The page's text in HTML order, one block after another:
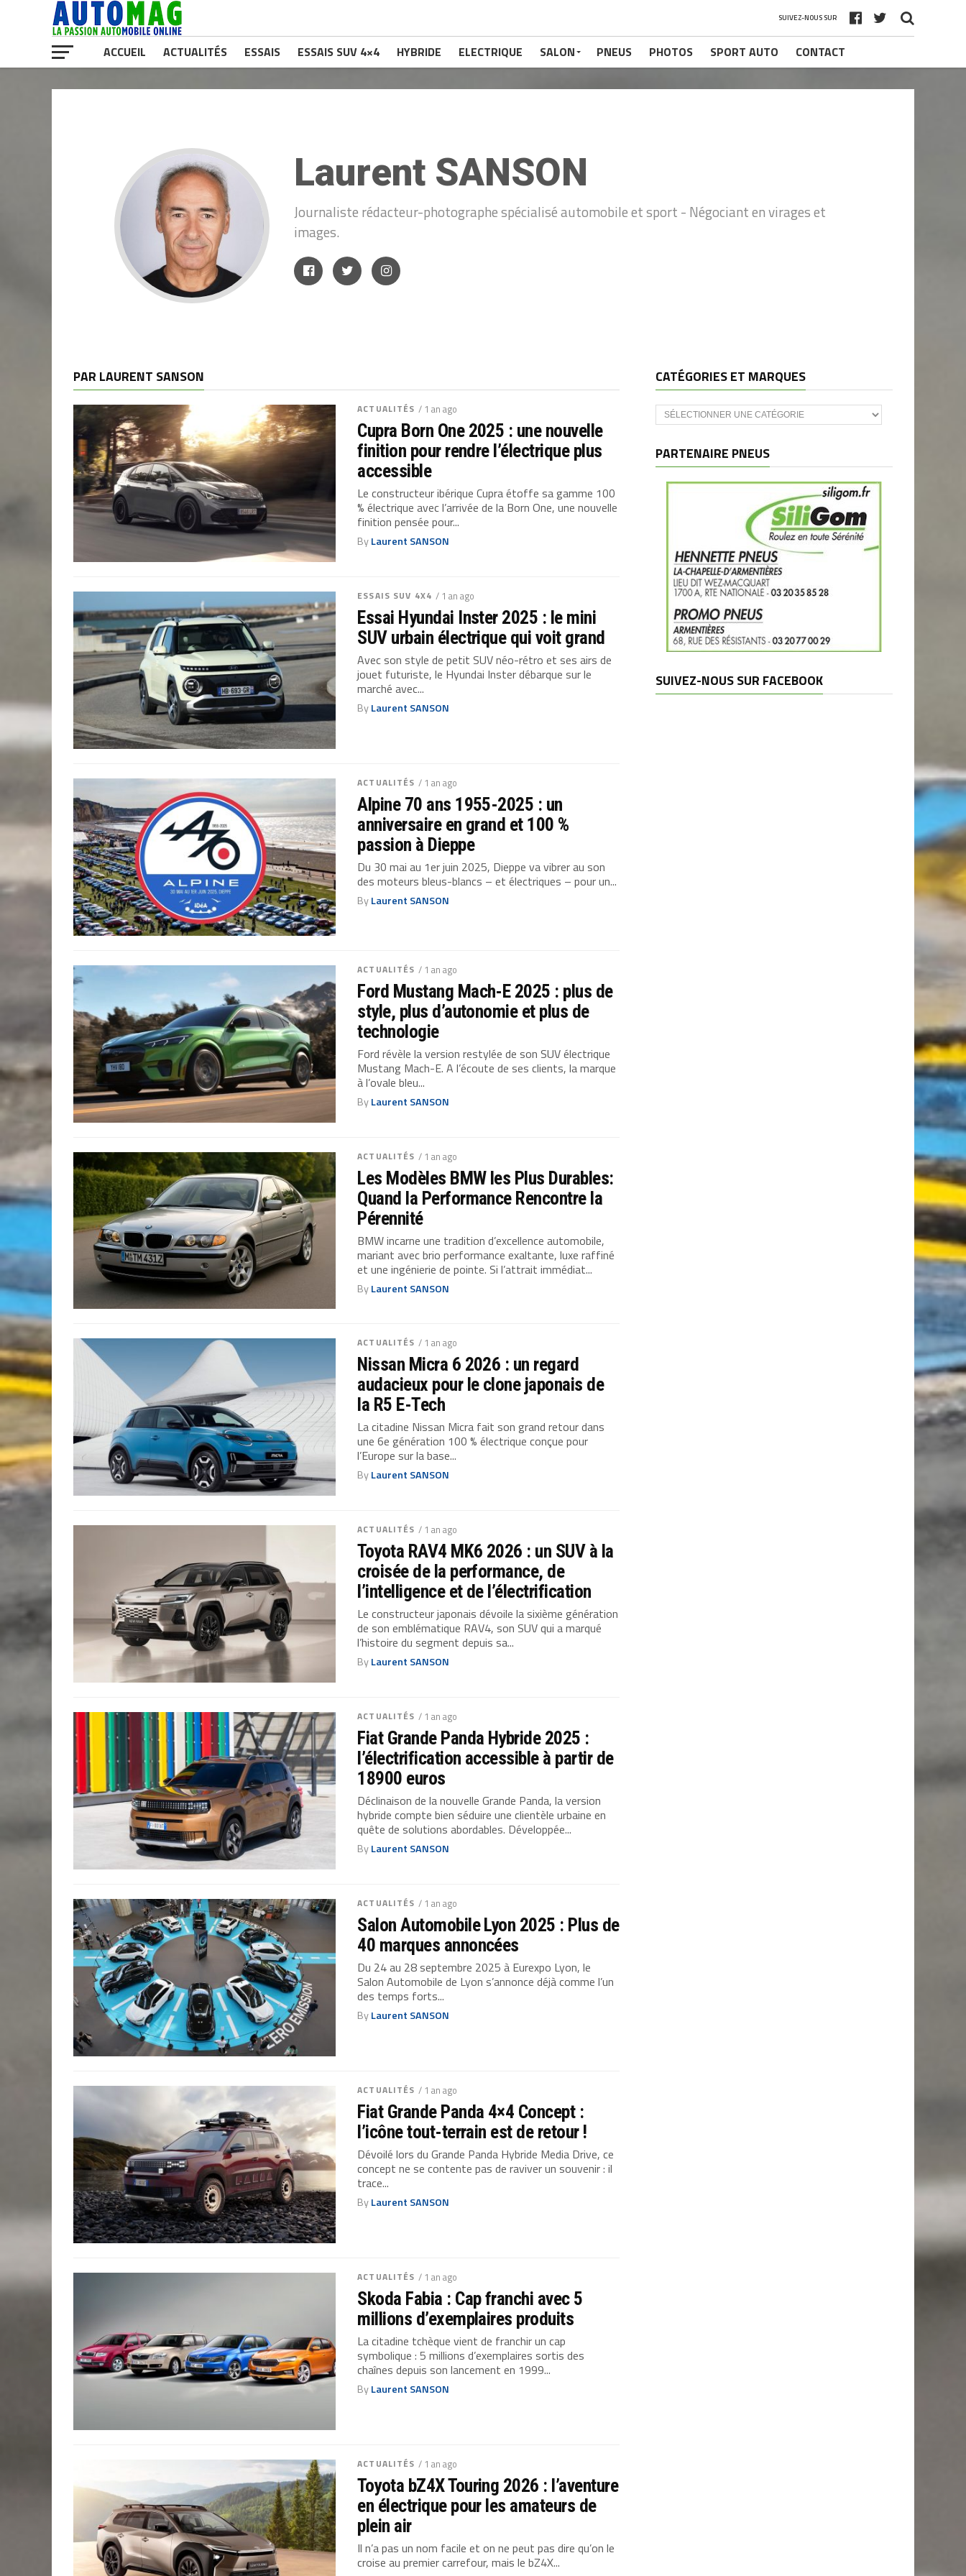
SUIVEZ-NOUS SUR
ACCUEIL ACTUALITÉS ESSAIS ESSAIS SUV 4×4 HYBRIDE ELECTRIQUE SALON PNEUS PHOTOS SPORT AUTO CONTACT
Laurent SANSON
Journaliste rédacteur-photographe spécialisé automobile et sport - Négociant en virages et
images.
PAR LAURENT SANSON
ACTUALITÉS / 1 an ago
Cupra Born One 2025 : une nouvelle
finition pour rendre l’électrique plus
accessible
Le constructeur ibérique Cupra étoffe sa gamme 100
% électrique avec l’arrivée de la Born One, une nouvelle
finition pensée pour...
ByLaurent SANSON
ESSAIS SUV 4X4 / 1 an ago
Essai Hyundai Inster 2025 : le mini
SUV urbain électrique qui voit grand
Avec son style de petit SUV néo-rétro et ses airs de
jouet futuriste, le Hyundai Inster débarque sur le
marché avec...
ByLaurent SANSON
ACTUALITÉS / 1 an ago
Alpine 70 ans 1955-2025 : un
anniversaire en grand et 100 %
passion à Dieppe
Du 30 mai au 1er juin 2025, Dieppe va vibrer au son
des moteurs bleus-blancs – et électriques – pour un...
ByLaurent SANSON
ACTUALITÉS / 1 an ago
Ford Mustang Mach-E 2025 : plus de
style, plus d’autonomie et plus de
technologie
Ford révèle la version restylée de son SUV électrique
Mustang Mach-E. A l’écoute de ses clients, la marque
à l’ovale bleu...
ByLaurent SANSON
ACTUALITÉS / 1 an ago
Les Modèles BMW les Plus Durables:
Quand la Performance Rencontre la
Pérennité
BMW incarne une tradition d’excellence automobile,
mariant avec brio performance exaltante, luxe raffiné
et une ingénierie de pointe. Si l’attrait immédiat...
ByLaurent SANSON
ACTUALITÉS / 1 an ago
Nissan Micra 6 2026 : un regard
audacieux pour le clone japonais de
la R5 E-Tech
La citadine Nissan Micra fait son grand retour dans
une 6e génération 100 % électrique conçue pour
l’Europe sur la base...
ByLaurent SANSON
ACTUALITÉS / 1 an ago
Toyota RAV4 MK6 2026 : un SUV à la
croisée de la performance, de
l’intelligence et de l’électrification
Le constructeur japonais dévoile la sixième génération
de son emblématique RAV4, son SUV qui a marqué
l’histoire du segment depuis sa...
ByLaurent SANSON
ACTUALITÉS / 1 an ago
Fiat Grande Panda Hybride 2025 :
l’électrification accessible à partir de
18900 euros
Déclinaison de la nouvelle Grande Panda, la version
hybride compte bien séduire une clientèle urbaine en
quête de solutions abordables. Développée...
ByLaurent SANSON
ACTUALITÉS / 1 an ago
Salon Automobile Lyon 2025 : Plus de
40 marques annoncées
Du 24 au 28 septembre 2025 à Eurexpo Lyon, le
Salon Automobile de Lyon s’annonce déjà comme l’un
des temps forts...
ByLaurent SANSON
ACTUALITÉS / 1 an ago
Fiat Grande Panda 4×4 Concept :
l’icône tout-terrain est de retour !
Dévoilé lors du Grande Panda Hybride Media Drive, ce
concept ne se contente pas de raviver un souvenir : il
trace...
ByLaurent SANSON
ACTUALITÉS / 1 an ago
Skoda Fabia : Cap franchi avec 5
millions d’exemplaires produits
La citadine tchèque vient de franchir un cap
symbolique : 5 millions d’exemplaires sortis des
chaînes depuis son lancement en 1999...
ByLaurent SANSON
ACTUALITÉS / 1 an ago
Toyota bZ4X Touring 2026 : l’aventure
en électrique pour les amateurs de
plein air
Il n’a pas un nom facile et on ne peut pas dire qu’on le
croise au premier carrefour, mais le bZ4X...
CATÉGORIES ET MARQUES
Catégories
et
PARTENAIRE PNEUS
SUIVEZ-NOUS SUR FACEBOOK